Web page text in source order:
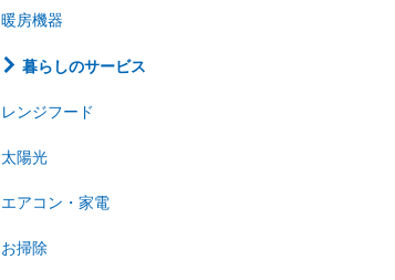
暖房機器
暮らしのサービス
レンジフード
太陽光
エアコン・家電
お掃除